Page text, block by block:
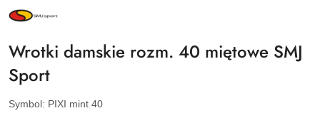
NAZWA
PRODUCENTA:
Wrotki damskie rozm. 40 miętowe SMJ
Sport
Symbol: PIXI mint 40